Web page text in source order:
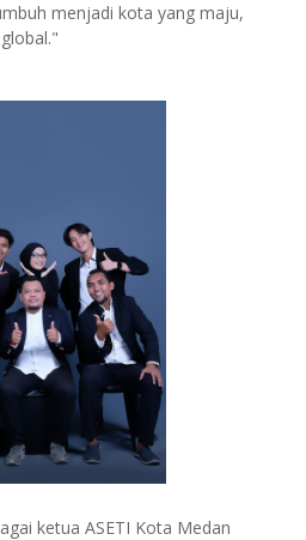
menjadi kota yang maju,
ketua ASETI Kota Medan